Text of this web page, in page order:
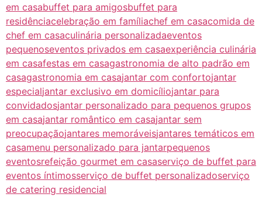
em casabuffet para amigosbuffet para
residênciacelebração em famíliachef em casacomida de
chef em casaculinária personalizadaeventos
pequenoseventos privados em casaexperiência culinária
em casafestas em casagastronomia de alto padrão em
casagastronomia em casajantar com confortojantar
especialjantar exclusivo em domicíliojantar para
convidadosjantar personalizado para pequenos grupos
em casajantar romântico em casajantar sem
preocupaçãojantares memoráveisjantares temáticos em
casamenu personalizado para jantarpequenos
eventosrefeição gourmet em casaserviço de buffet para
eventos íntimosserviço de buffet personalizadoserviço
de catering residencial